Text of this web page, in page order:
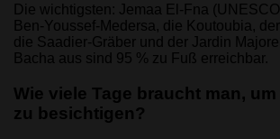
Die wichtigsten: Jemaa El-Fna
Ben-Youssef-Medersa, die Koutoubia,
die Saadier-Gräber und der Jardin
Bacha aus sind 95 % zu Fuß erreichbar.
Wie viele Tage braucht man,
zu besichtigen?